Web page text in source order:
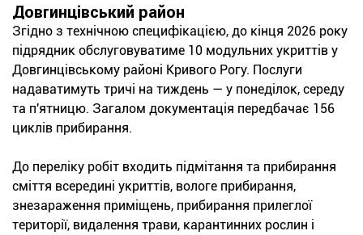
Довгинцівський район
Згідно з технічною специфікацією, до кінця 2026 року
підрядник обслуговуватиме 10 модульних укриттів у
Довгинцівському районі Кривого Рогу. Послуги
надаватимуть тричі на тиждень — у понеділок, середу
та п'ятницю. Загалом документація передбачає 156
циклів прибирання.
До переліку робіт входить підмітання та прибирання
сміття всередині укриттів, вологе прибирання,
знезараження приміщень, прибирання прилеглої
території, видалення трави, карантинних рослин і